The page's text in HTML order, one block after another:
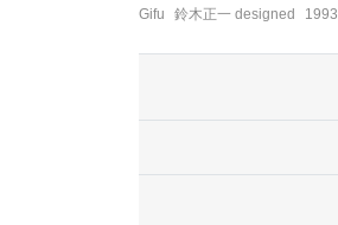
Gifu 鈴木正一 designed